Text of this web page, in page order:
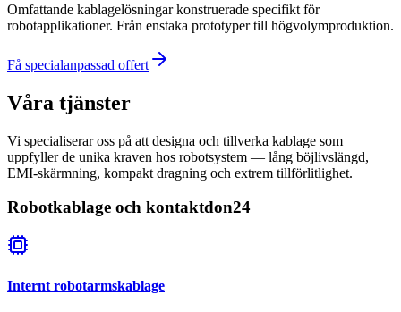
Omfattande kablagelösningar konstruerade specifikt för
robotapplikationer. Från enstaka prototyper till högvolymproduktion.
Få specialanpassad offert
Våra tjänster
Vi specialiserar oss på att designa och tillverka kablage som
uppfyller de unika kraven hos robotsystem — lång böjlivslängd,
EMI-skärmning, kompakt dragning och extrem tillförlitlighet.
Robotkablage och kontaktdon24
Internt robotarmskablage